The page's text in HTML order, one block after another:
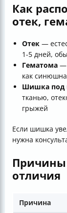
Как
отек,
Отек —
1-5 дней,
Гематома —
как
Шишка под
тканью,
грыжей
Если шишка
нужна
отличия
Причина